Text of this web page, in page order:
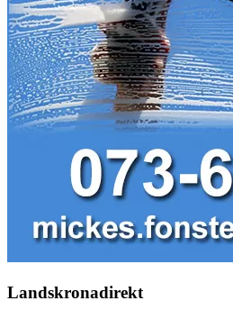
Landskronadirekt